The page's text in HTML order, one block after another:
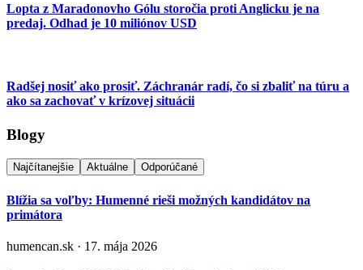
Lopta z Maradonovho Gólu storočia proti Anglicku je na
predaj. Odhad je 10 miliónov USD
Radšej nosiť ako prosiť. Záchranár radí, čo si zbaliť na túru a
ako sa zachovať v krízovej situácii
Blogy
Najčítanejšie Aktuálne Odporúčané
Blížia sa voľby: Humenné rieši možných kandidátov na
primátora
humencan.sk · 17. mája 2026